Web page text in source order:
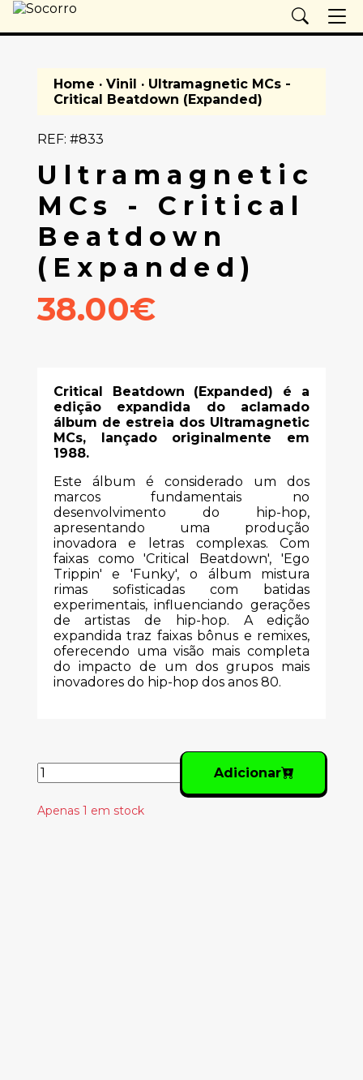
Home · Vinil · Ultramagnetic MCs -
Critical Beatdown (Expanded)
REF: #833
Ultramagnetic
MCs - Critical
Beatdown
(Expanded)
38.00€
Critical Beatdown (Expanded) é a
edição expandida do aclamado
álbum de estreia dos Ultramagnetic
MCs, lançado originalmente em
1988.
Este álbum é considerado um dos
marcos fundamentais no
desenvolvimento do hip-hop,
apresentando uma produção
inovadora e letras complexas. Com
faixas como 'Critical Beatdown', 'Ego
Trippin' e 'Funky', o álbum mistura
rimas sofisticadas com batidas
experimentais, influenciando gerações
de artistas de hip-hop. A edição
expandida traz faixas bônus e remixes,
oferecendo uma visão mais completa
do impacto de um dos grupos mais
inovadores do hip-hop dos anos 80.
Adicionar
Apenas 1 em stock